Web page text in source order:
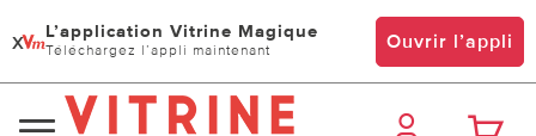
x L’application Vitrine Magique
Téléchargez l’appli maintenant Ouvrir l’appli